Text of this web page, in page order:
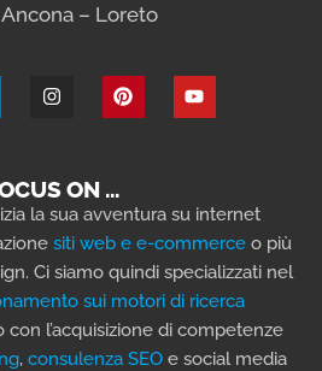
Ancona – Loreto
ON …
la sua avventura su internet
siti web e e-commerce o più
Ci siamo quindi specializzati nel
sui motori di ricerca
l’acquisizione di competenze
, consulenza SEO e social media